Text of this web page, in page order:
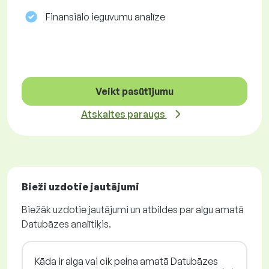
Finansiālo ieguvumu analīze
Veikt pasūtījumu
Atskaites paraugs
Bieži uzdotie jautājumi
Biežāk uzdotie jautājumi un atbildes par algu amatā
Datubāzes analītiķis.
Kāda ir alga vai cik pelna amatā Datubāzes